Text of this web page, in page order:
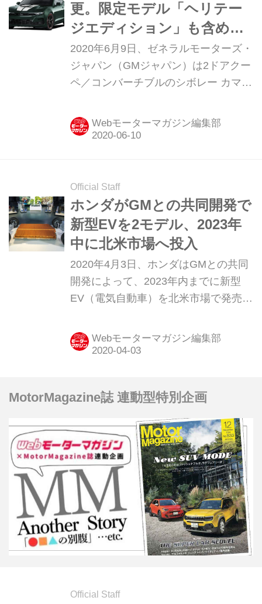
更。限定モデル「ヘリテー
ジエディション」も含めて
プライスダウンに
2020年6月9日、ゼネラルモーターズ・
ジャパン（GMジャパン）は2ドアクー
ペ／コンバーチブルのシボレー カマロ
価格を変更した。
Webモーターマガジン編集部
Official Staff
ホンダがGMとの共同開発で
新型EVを2モデル、2023年
中に北米市場へ投入
2020年4月3日、ホンダはGMとの共同
開発によって、2023年内までに新型
EV（電気自動車）を北米市場で発売す
Webモーターマガジン編集部
MotorMagazine誌 連動型特別企画
Official Staff